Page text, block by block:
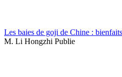
Les baies de goji de Chine :
M. Li Hongzhi Publie